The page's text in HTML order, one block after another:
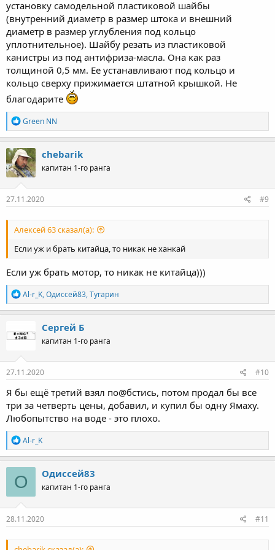
Посмотреть вложение 168265Посмотреть вложение 168266
Второй моторчик так и остался пока не обкатан, т.к. пришла
осень, все на хранении до след. года.
Личное мнение о данной технике... Сделано за свои деньги
вроде не совсем ужасно, плохое только качество мелких
деталей, резинки, прокладки, пластик. При желании можно
доработать при минимальных затратах.
Есть видео немного про всю эту историю:
https://www.youtube.com/channel/UCydaiDz3IV7uR49SJmm0JuA
установку самодельной пластиковой шайбы
(внутренний диаметр в размер штока и внешний
диаметр в размер углубления под кольцо
уплотнительное). Шайбу резать из пластиковой
канистры из под антифриза-масла. Она как раз
толщиной 0,5 мм. Ее устанавливают под кольцо и
кольцо сверху прижимается штатной крышкой. Не
благодарите
Р
е
а
к
ц
и
и
:
Green NN
chebarik
капитан 1-го ранга
27.11.2020 #9
Алексей 63 сказал(а):
Если уж и брать китайца, то никак не ханкай
Если уж брать мотор, то никак не китайца)))
Р
е
а
ц
и
:
Al-r_K,Одиссей83,Тугарин
Сергей Б
капитан 1-го ранга
27.11.2020 #10
Я бы ещё третий взял по@бстись, потом продал бы все
три за четверть цены, добавил, и купил бы одну Ямаху.
Любопытство на воде - это плохо.
Р
е
а
к
ц
и
и
:
Al-r_K
О Одиссей83
капитан 1-го ранга
28.11.2020 #11